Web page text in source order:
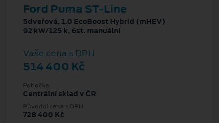
Ford Puma ST-Line
5dveřová, 1.0 EcoBoost Hybrid (mHEV)
92 kW/125 k, 6st. manuální
Vaše cena s DPH
514 400 Kč
Pobočka
Centrální sklad v ČR
Původní cena s DPH
728 400 Kč